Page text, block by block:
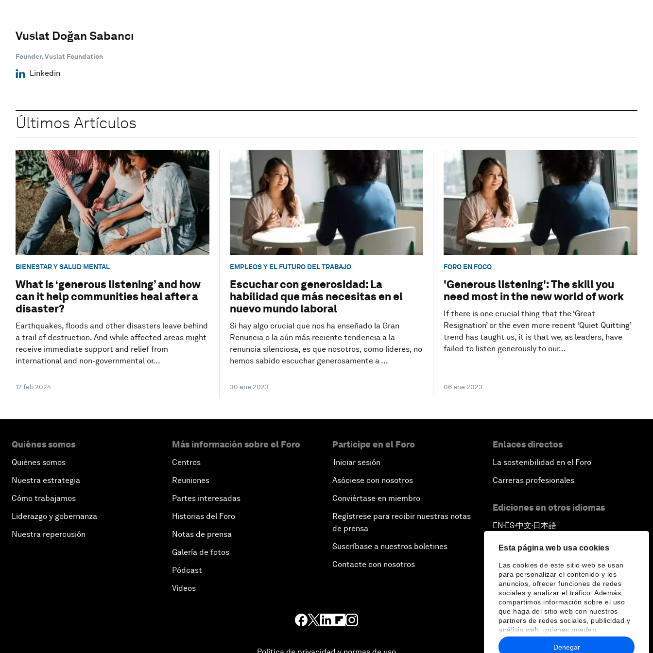
Esta página web usa cookies
Las cookies de este sitio web se usan
para personalizar el contenido y los
anuncios, ofrecer funciones de redes
sociales y analizar el tráfico. Además,
compartimos información sobre el uso
que haga del sitio web con nuestros
partners de redes sociales, publicidad y
análisis web, quienes pueden
combinarla con otra información que les
haya proporcionado o que hayan
Denegar
Vuslat Doğan Sabancı
Founder, Vuslat Foundation
Linkedin
Últimos Artículos
BIENESTAR Y SALUD MENTAL
What is ‘generous listening’ and how
can it help communities heal after a
disaster?
Earthquakes, floods and other disasters leave behind
a trail of destruction. And while affected areas might
receive immediate support and relief from
international and non-governmental or...
12 feb 2024
EMPLEOS Y EL FUTURO DEL TRABAJO
Escuchar con generosidad: La
habilidad que más necesitas en el
nuevo mundo laboral
Si hay algo crucial que nos ha enseñado la Gran
Renuncia o la aún más reciente tendencia a la
renuncia silenciosa, es que nosotros, como líderes, no
hemos sabido escuchar generosamente a ...
30 ene 2023
FORO EN FOCO
'Generous listening': The skill you
need most in the new world of work
If there is one crucial thing that the ‘Great
Resignation’ or the even more recent ‘Quiet Quitting’
trend has taught us, it is that we, as leaders, have
failed to listen generously to our...
06 ene 2023
Quiénes somos
Quiénes somos
Nuestra estrategia
Cómo trabajamos
Liderazgo y gobernanza
Nuestra repercusión
Más información sobre el Foro
Centros
Reuniones
Partes interesadas
Historias del Foro
Notas de prensa
Galería de fotos
Pódcast
Vídeos
Participe en el Foro
Iniciar sesión
Asóciese con nosotros
Conviértase en miembro
Regístrese para recibir nuestras notas
de prensa
Suscríbase a nuestros boletines
Contacte con nosotros
Enlaces directos
La sostenibilidad en el Foro
Carreras profesionales
Ediciones en otros idiomas
EN ▪ ES▪中文▪ 日本語